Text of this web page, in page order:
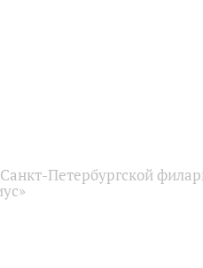
Петербургской